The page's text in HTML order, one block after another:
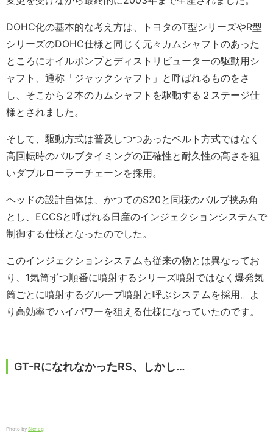
DOHC化の基本的な考え方は、トヨタのT型シリーズやR型
シリーズのDOHC仕様と同じく元々カムシャフトのあった
ところにオイルポンプとディストリビューターの駆動用シ
ャフト、通称「ジャックシャフト」と呼ばれるものをさ
し、そこから２本のカムシャフトを駆動する２ステージ仕
様とされました。
そして、駆動方式は普及しつつあったベルト方式ではなく
高回転時のバルブタイミングの正確性と耐久性の高さを狙
いダブルローラーチェーンを採用。
ヘッドの設計自体は、かつてのS20と同様のバルブ挟み角
とし、ECCSと呼ばれる日産のインジェクションシステムで
制御する仕様となったのでした。
このインジェクションシステムも従来の物とは異なってお
り、1気筒ずつ順番に噴射するシリーズ噴射ではなく爆発気
筒ごとに噴射するグループ噴射と呼ぶシステムを採用。よ
り高効率でハイパワーを狙える仕様になっていたのです。
GT-RになれなかったRS、しかし…
Photo by Sicnag